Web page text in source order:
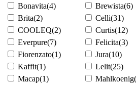
Bonavita(4) Brewista(6)
Brita(2) Celli(31)
COOLEQ(2) Curtis(12)
Everpure(7) Felicita(3)
Fiorenzato(1) Jura(10)
Kaffit(1) Lelit(25)
Macap(1) Mahlkoenig